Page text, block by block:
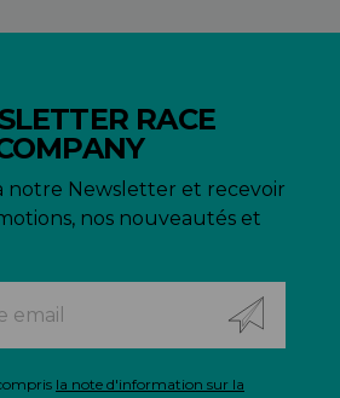
RACE
notre Newsletter et recevoir
nos nouveautés et
la note d'information sur la